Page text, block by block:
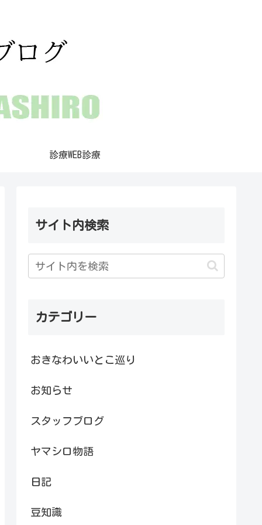
診療WEB診療
サイト内検索
カテゴリー
おきなわいいとこ巡り
お知らせ
スタッフブログ
ヤマシロ物語
日記
豆知識